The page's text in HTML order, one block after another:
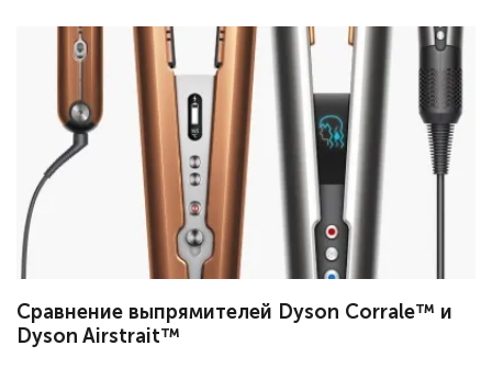
Сравнение выпрямителей Dyson Corrale™ и
Dyson Airstrait™